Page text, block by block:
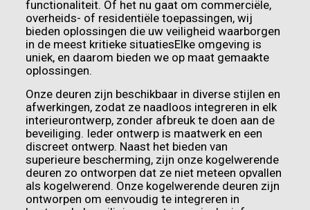
functionaliteit. Of het nu gaat om commerciële,
overheids- of residentiële toepassingen, wij
bieden oplossingen die uw veiligheid waarborgen
in de meest kritieke situatiesElke omgeving is
uniek, en daarom bieden we op maat gemaakte
oplossingen.
Onze deuren zijn beschikbaar in diverse stijlen en
afwerkingen, zodat ze naadloos integreren in elk
interieurontwerp, zonder afbreuk te doen aan de
beveiliging. Ieder ontwerp is maatwerk en een
discreet ontwerp. Naast het bieden van
superieure bescherming, zijn onze kogelwerende
deuren zo ontworpen dat ze niet meteen opvallen
als kogelwerend. Onze kogelwerende deuren zijn
ontworpen om eenvoudig te integreren in